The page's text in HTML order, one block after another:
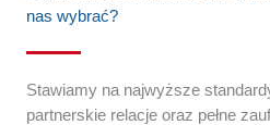
nas wybrać?
Stawiamy na najwyższe
partnerskie relacje oraz pełne